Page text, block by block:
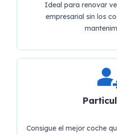
Ideal para renovar
empresarial sin los
Consigue el mejor coche